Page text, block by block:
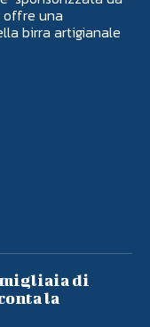
offre una
birra artigianale
di
la